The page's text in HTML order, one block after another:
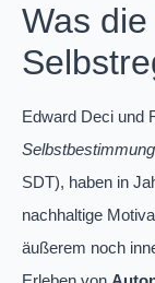
Was
Edward Deci und
SDT), haben in
nachhaltige
äußerem noch